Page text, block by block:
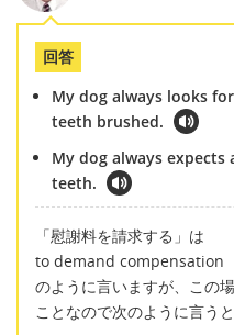
回答
My dog always looks
teeth brushed.
My dog always
teeth.
「慰謝料を請求する」は
to demand compensation
のように言いますが、この
ことなので次のように言う